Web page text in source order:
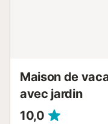
Maison de
avec jardin
10,0